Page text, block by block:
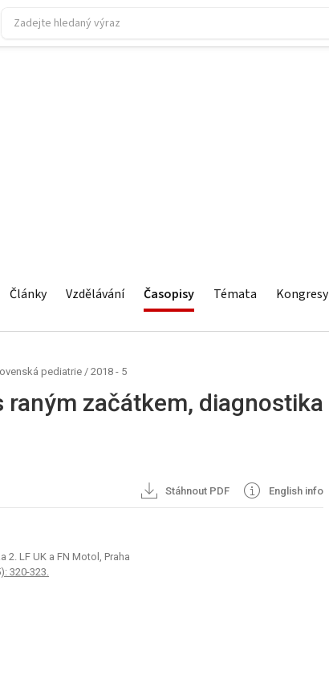
Články Vzdělávání Časopisy Témata Kongresy
pediatrie / 2018 - 5
raným začátkem, diagnostika
Stáhnout PDF English info
LF UK a FN Motol, Praha
320-323.